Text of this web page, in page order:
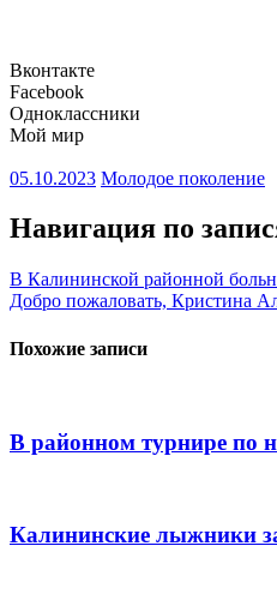
Вконтакте
Facebook
Одноклассники
Мой мир
05.10.2023 Молодое поколение
Навигация по
В Калининской районной
Добро пожаловать, Кристина
Похожие записи
В районном турнире по
Калининские лыжники